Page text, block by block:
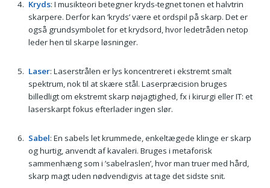
Kryds: I musikteori betegner kryds-tegnet tonen et halvtrin
skarpere. Derfor kan ’kryds’ være et ordspil på skarp. Det er
også grundsymbolet for et krydsord, hvor ledetråden netop
leder hen til skarpe løsninger.
Laser: Laserstrålen er lys koncentreret i ekstremt smalt
spektrum, nok til at skære stål. Laserpræcision bruges
billedligt om ekstremt skarp nøjagtighed, fx i kirurgi eller IT: et
laserskarpt fokus efterlader ingen slør.
Sabel: En sabels let krummede, enkeltægede klinge er skarp
og hurtig, anvendt af kavaleri. Bruges i metaforisk
sammenhæng som i ’sabelraslen’, hvor man truer med hård,
skarp magt uden nødvendigvis at tage det sidste snit.